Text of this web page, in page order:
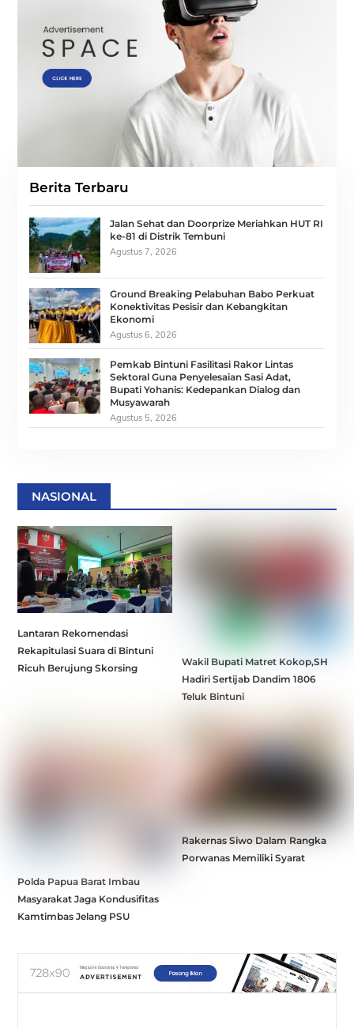
Berita Terbaru
Jalan Sehat dan Doorprize Meriahkan HUT RI
ke-81 di Distrik Tembuni
Agustus 7, 2026
Ground Breaking Pelabuhan Babo Perkuat
Konektivitas Pesisir dan Kebangkitan
Ekonomi
Agustus 6, 2026
Pemkab Bintuni Fasilitasi Rakor Lintas
Sektoral Guna Penyelesaian Sasi Adat,
Bupati Yohanis: Kedepankan Dialog dan
Musyawarah
Agustus 5, 2026
NASIONAL
Lantaran Rekomendasi
Rekapitulasi Suara di Bintuni
Ricuh Berujung Skorsing
Wakil Bupati Matret Kokop,SH
Hadiri Sertijab Dandim 1806
Teluk Bintuni
Polda Papua Barat Imbau
Masyarakat Jaga Kondusifitas
Kamtimbas Jelang PSU
Rakernas Siwo Dalam Rangka
Porwanas Memiliki Syarat